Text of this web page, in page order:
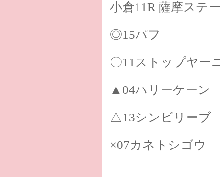
小倉11R 薩摩ステ
◎15パフ
〇11ストップヤー
▲04ハリーケーン
△13シンビリーブ
×07カネトシゴウ